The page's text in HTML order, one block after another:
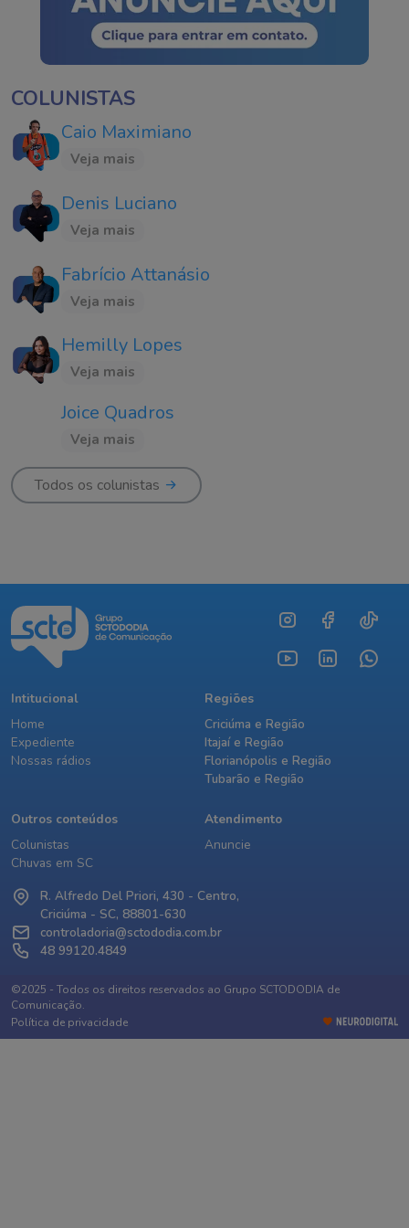
COLUNISTAS
Caio Maximiano
Veja mais
Denis Luciano
Veja mais
Fabrício Attanásio
Veja mais
Hemilly Lopes
Veja mais
Joice Quadros
Veja mais
Todos os colunistas
Intitucional
Home
Expediente
Nossas rádios
Regiões
Criciúma e Região
Itajaí e Região
Florianópolis e Região
Tubarão e Região
Outros conteúdos
Colunistas
Chuvas em SC
Atendimento
Anuncie
R. Alfredo Del Priori, 430 - Centro,
Criciúma - SC, 88801-630
controladoria@sctododia.com.br
48 99120.4849
©2025 - Todos os direitos reservados ao Grupo SCTODODIA de
Comunicação.
Política de privacidade